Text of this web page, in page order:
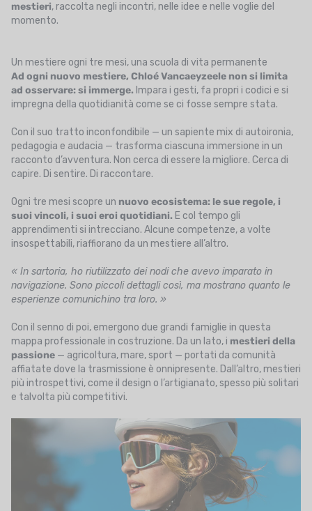
mestieri, raccolta negli incontri, nelle idee e nelle voglie del
momento.
Un mestiere ogni tre mesi, una scuola di vita permanente
Ad ogni nuovo mestiere, Chloé Vancaeyzeele non si limita
ad osservare: si immerge. Impara i gesti, fa propri i codici e si
impregna della quotidianità come se ci fosse sempre stata.
Con il suo tratto inconfondibile — un sapiente mix di autoironia,
pedagogia e audacia — trasforma ciascuna immersione in un
racconto d’avventura. Non cerca di essere la migliore. Cerca di
capire. Di sentire. Di raccontare.
Ogni tre mesi scopre un nuovo ecosistema: le sue regole, i
suoi vincoli, i suoi eroi quotidiani. E col tempo gli
apprendimenti si intrecciano. Alcune competenze, a volte
insospettabili, riaffiorano da un mestiere all’altro.
« In sartoria, ho riutilizzato dei nodi che avevo imparato in
navigazione. Sono piccoli dettagli così, ma mostrano quanto le
esperienze comunichino tra loro. »
Con il senno di poi, emergono due grandi famiglie in questa
mappa professionale in costruzione. Da un lato, i mestieri della
passione — agricoltura, mare, sport — portati da comunità
affiatate dove la trasmissione è onnipresente. Dall’altro, mestieri
più introspettivi, come il design o l’artigianato, spesso più solitari
e talvolta più competitivi.